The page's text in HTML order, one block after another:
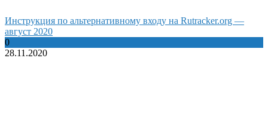
Инструкция по альтернативному входу на Rutracker.org —
август 2020
0
28.11.2020